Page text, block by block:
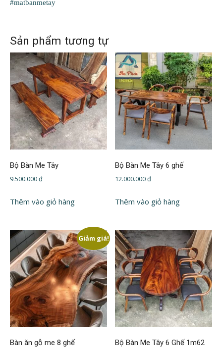
#matbanmetay
Sản phẩm tương tự
Bộ Bàn Me Tây
9.500.000₫
Thêm vào giỏ hàng
Bộ Bàn Me Tây 6 ghế
12.000.000₫
Thêm vào giỏ hàng
Giảm giá!
Bàn ăn gỗ me 8 ghế
Bộ Bàn Me Tây 6 Ghế 1m62